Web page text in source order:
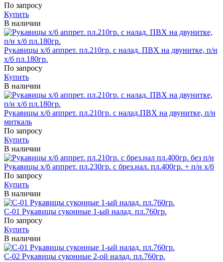
По запросу
Купить
В наличии
Рукавицы х/б аппрет. пл.210гр. с налад. ПВХ на двунитке, п/н
х/б пл.180гр.
По запросу
Купить
В наличии
Рукавицы х/б аппрет. пл.210гр. с налад.ПВХ на двунитке, п/н
миткаль
По запросу
Купить
В наличии
Рукавицы х/б аппрет. пл.230гр. с брез.нал. пл.400гр. + п/н х/б
По запросу
Купить
В наличии
С-01 Рукавицы суконные 1-ый налад. пл.760гр.
По запросу
Купить
В наличии
С-02 Рукавицы суконные 2-ой налад. пл.760гр.